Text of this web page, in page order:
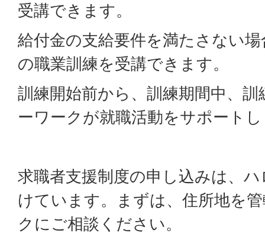
受講できます。
給付金の支給要件を満たさない
の職業訓練を受講できます。
訓練開始前から、訓練期間中、
ーワークが就職活動をサポート
求職者支援制度の申し込みは、
けています。まずは、住所地を
クにご相談ください。